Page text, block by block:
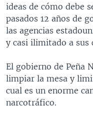
ideas de cómo debe
pasados 12 años de
las agencias
y casi ilimitado a sus
El gobierno de Peña
limpiar la mesa y
cual es un enorme
narcotráfico.